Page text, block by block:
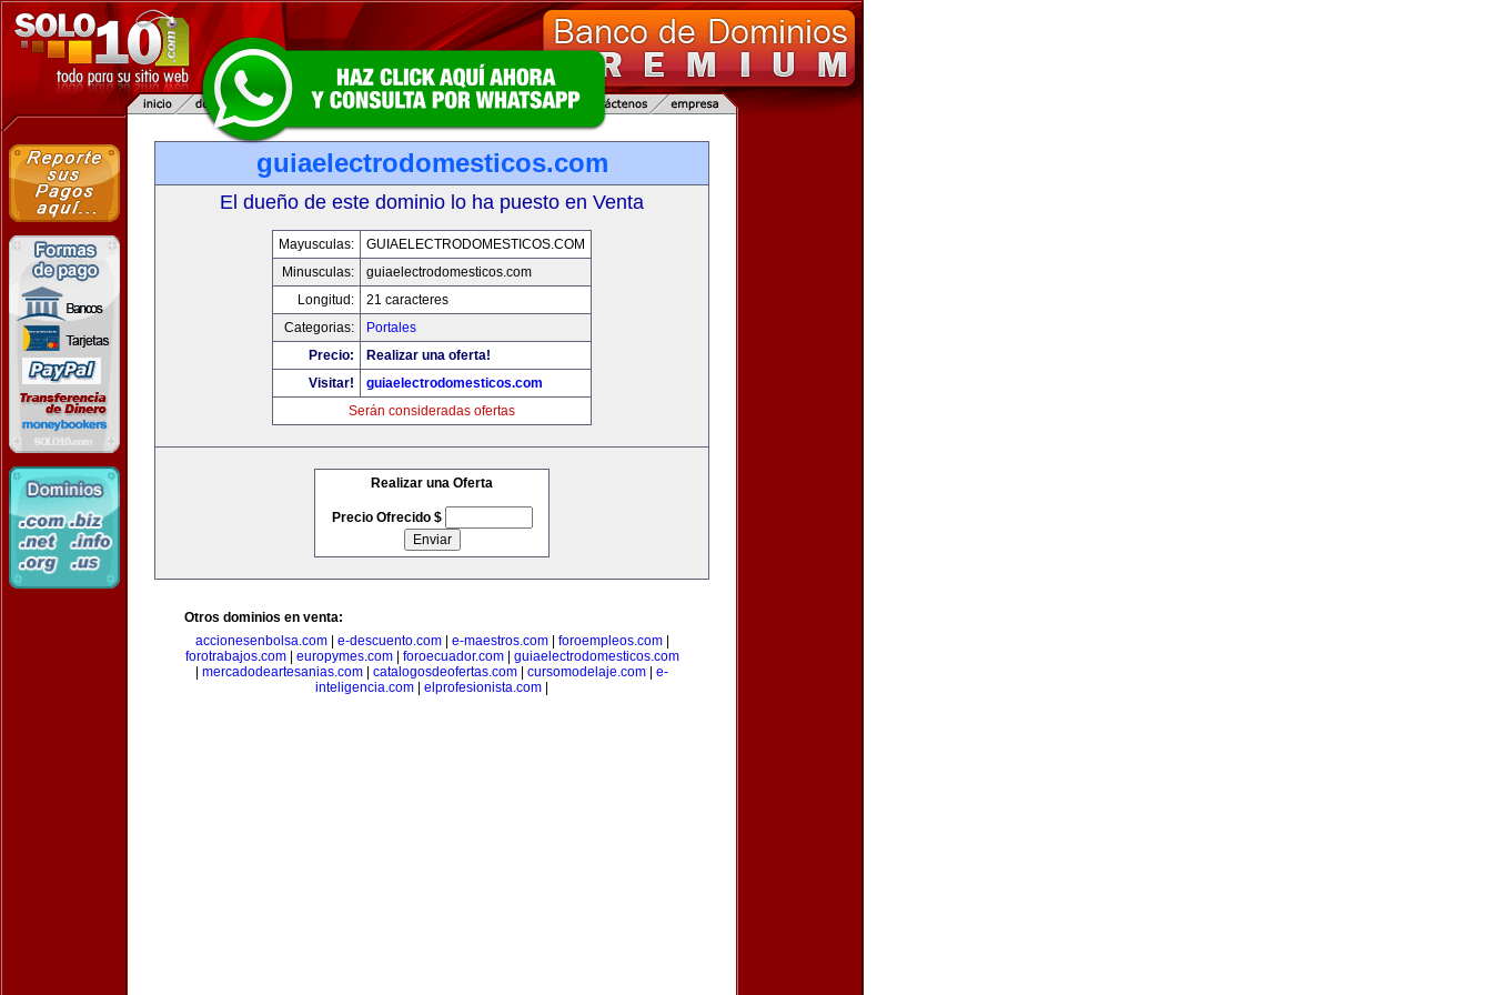
guiaelectrodomesticos.com
El dueño de este dominio lo ha puesto en Venta
Mayusculas:
GUIAELECTRODOMESTICOS.COM
Minusculas:
guiaelectrodomesticos.com
Longitud:
21 caracteres
Categorias:
Portales
Precio:
Realizar una oferta!
Visitar!
guiaelectrodomesticos.com
Serán consideradas ofertas
Realizar una Oferta
Precio Ofrecido $
Otros dominios en venta:
accionesenbolsa.com| e-descuento.com| e-maestros.com| foroempleos.com|
forotrabajos.com| europymes.com| foroecuador.com| guiaelectrodomesticos.com
mercadodeartesanias.com catalogosdeofertas.com cursomodelaje.com
e-
inteligencia.com
elprofesionista.com